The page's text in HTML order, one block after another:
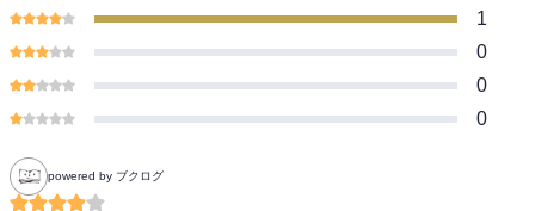
1
0
0
0
powered by ブクログ